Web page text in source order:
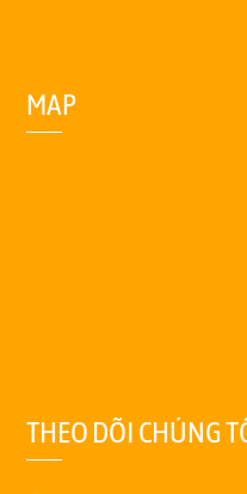
MAP
THEO DÕI CHÚNG